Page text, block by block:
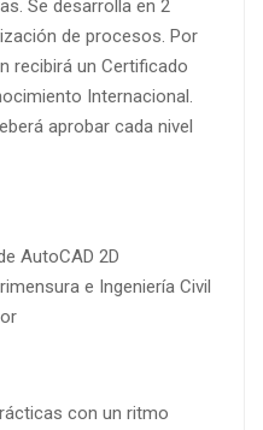
Se desarrolla en 2
de procesos. Por
recibirá un Certificado
Internacional.
aprobar cada nivel
AutoCAD 2D
e Ingeniería Civil
con un ritmo